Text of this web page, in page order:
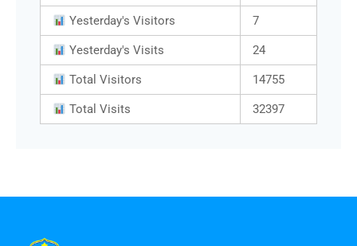
Yesterday's Visitors 7
Yesterday's Visits 24
Total Visitors 14755
Total Visits 32397